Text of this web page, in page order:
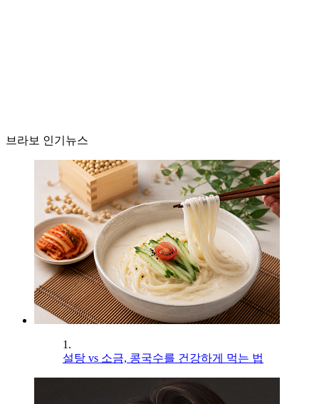
브라보 인기뉴스
1.
설탕 vs 소금, 콩국수를 건강하게 먹는 법